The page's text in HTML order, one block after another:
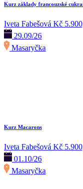
Kurz základy francouzské
Iveta Fabešová Kč
29.09/26
Masaryčka
Kurz Macarons
Iveta Fabešová Kč
01.10/26
Masaryčka